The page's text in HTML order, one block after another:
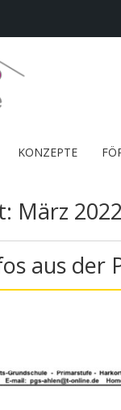
KONZEPTE
März
aus der